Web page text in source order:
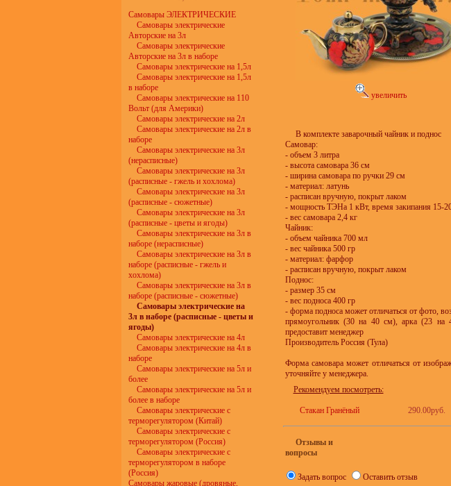
Самовары ЭЛЕКТРИЧЕСКИЕ
Самовары электрические
Авторские на 3л
Самовары электрические
Авторские на 3л в наборе
Самовары электрические на 1,5л
Самовары электрические на 1,5л
в наборе
Самовары электрические на 110
Вольт (для Америки)
Самовары электрические на 2л
Самовары электрические на 2л в
наборе
Самовары электрические на 3л
(нерасписные)
Самовары электрические на 3л
(расписные - гжель и хохлома)
Самовары электрические на 3л
(расписные - сюжетные)
Самовары электрические на 3л
(расписные - цветы и ягоды)
Самовары электрические на 3л в
наборе (нерасписные)
Самовары электрические на 3л в
наборе (расписные - гжель и
хохлома)
Самовары электрические на 3л в
наборе (расписные - сюжетные)
Самовары электрические на
3л в наборе (расписные - цветы и
ягоды)
Самовары электрические на 4л
Самовары электрические на 4л в
наборе
Самовары электрические на 5л и
более
Самовары электрические на 5л и
более в наборе
Самовары электрические с
терморегулятором (Китай)
Самовары электрические с
терморегулятором (Россия)
Самовары электрические с
терморегулятором в наборе
(Россия)
Самовары жаровые (дровяные,
увеличить
В комплекте заварочный чайник и поднос
Самовар:
- объем 3 литра
- высота самовара 36 см
- ширина самовара по ручки 29 см
- материал: латунь
- расписан вручную, покрыт лаком
- мощность ТЭНа 1 кВт, время закипания 15-
- вес самовара 2,4 кг
Чайник:
- объем чайника 700 мл
- вес чайника 500 гр
- материал: фарфор
- расписан вручную, покрыт лаком
Поднос:
- размер 35 см
- вес подноса 400 гр
- форма подноса может отличаться от фото,
прямоугольник (30 на 40 см), арка (23
предоставит менеджер
Производитель Россия (Тула)
Форма самовара может отличаться от
уточняйте у менеджера.
Рекомендуем посмотреть:
Стакан Гранёный 290.00руб.
Отзывы и
вопросы
Задать вопрос Оставить отзыв